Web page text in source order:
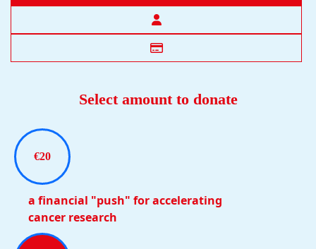
Select amount to donate
€20
a financial "push" for accelerating
cancer research